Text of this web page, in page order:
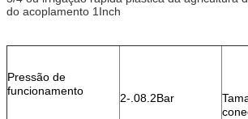
do acoplamento 1Inch
Pressão de
funcionamento
2-.08.2Bar